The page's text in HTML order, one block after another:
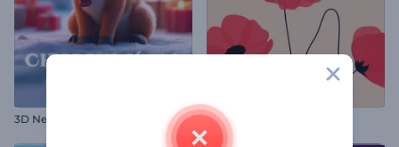
3D Neşeli Noel Tebrikleri Anzak Günü Animasyonları